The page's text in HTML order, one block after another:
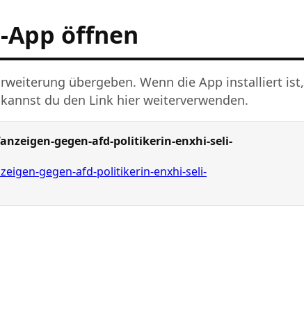
öffnen
übergeben. Wenn die App installiert ist,
du den Link hier weiterverwenden.
gegen-afd-politikerin-enxhi-seli-
gegen-afd-politikerin-enxhi-seli-